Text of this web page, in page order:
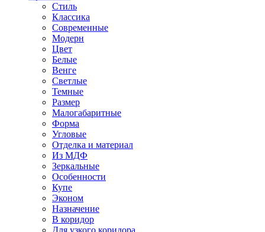
Стиль
Классика
Современные
Модерн
Цвет
Белые
Венге
Светлые
Темные
Размер
Малогабаритные
Форма
Угловые
Отделка и материал
Из МДФ
Зеркальные
Особенности
Купе
Эконом
Назначение
В коридор
Для узкого коридора